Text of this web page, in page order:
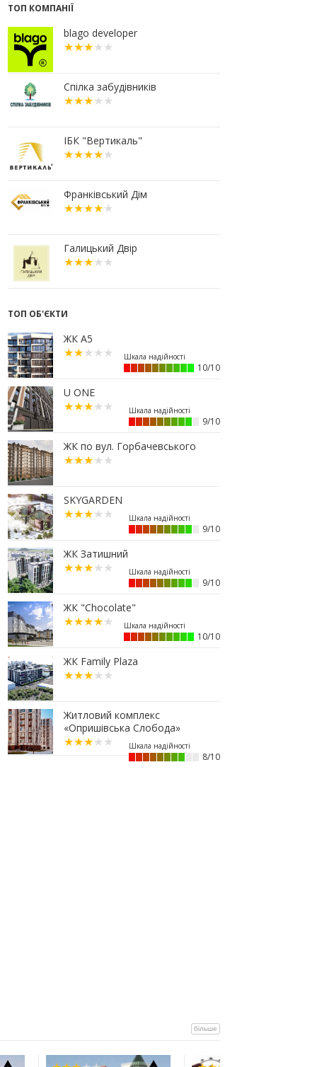
стрімко дорожчають: скільки в
метр
15.07.2026
12:06
На Франківщині житло за
«єОселею» дешевше на 21%
13.07.2026
охочих купити офісний комплекс
збанкрутілої компанії з групи
«Приват»
липня: як дізнатися суму і
правильно сплатити кошти
18:52
Іпотека під 3% та нові ліміти
площі: як оновлені правила
«єОселі» працюють на
Прикарпатті
14:00
Як поєднувати кольори в
інтер’єрі: тренди 2026 року
12:38
Компанія співвласниці
"Буковелю" викупить землю в
центрі Івано-Франківська
10:22
Прокуратура вимагає повернути
34 гектари землі громаді Івано-
Франківська
16:47
Дешевші, але недоступні: скільки
коштує житло за програмою
«єОселя» в містах заходу України
13:44
Сільські будинки в західному
регіоні дорожчають у рази
швидше, ніж в містах
16:15
Паркування без зайвих турбот –
обирайте підземні паркінги ЖР
“Княгинин”
13:08
Малозабезпеченим франківцям
безкоштовно встановлюють
лічильники води
19:24
Корпус 31/1 ЖР "Княгинин" –
актуальний стан будівництва
(ФОТО)
03.07.2026
12:30
Що обрати: розстрочку чи
іпотечну програму «єОселя»?
15:38
Альтернатива депозитам:
ТОП КОМПАНІЇ
blago developer
Спілка забудівників
ІБК "Вертикаль"
Франківський Дім
Галицький Двір
ТОП ОБ'ЄКТИ
ЖК А5
10/10
U ONE
9/10
ЖК по вул. Горбачевського
SKYGARDEN
9/10
ЖК Затишний
9/10
ЖК "Chocolate"
10/10
ЖК Family Plaza
Житловий комплекс
«Опришівська Слобода»
8/10
більше